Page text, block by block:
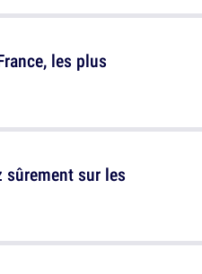
sur les
les plus